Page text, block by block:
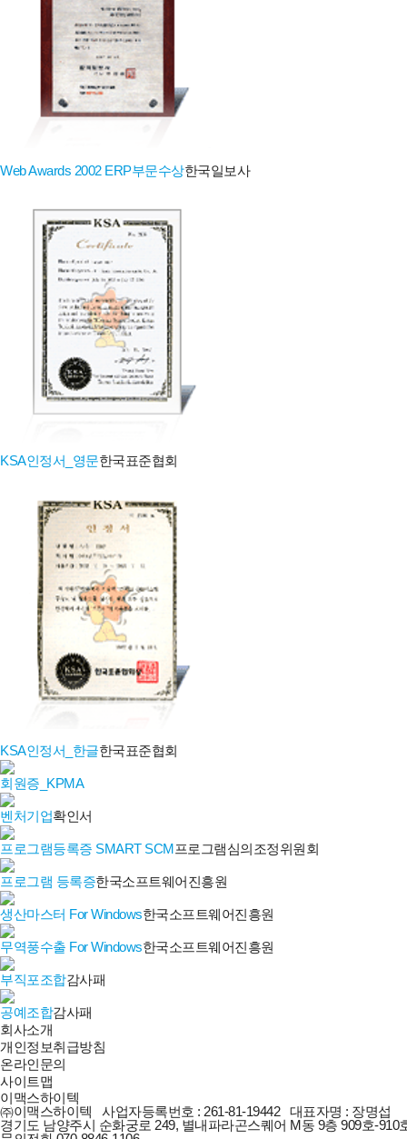
Web Awards 2002 ERP부문수상한국일보사
KSA인정서_영문한국표준협회
KSA인정서_한글한국표준협회
회원증_KPMA
벤처기업확인서
프로그램등록증 SMART SCM프로그램심의조정위원회
프로그램 등록증한국소프트웨어진흥원
생산마스터 For Windows한국소프트웨어진흥원
무역풍수출 For Windows한국소프트웨어진흥원
부직포조합감사패
공예조합감사패
회사소개
개인정보취급방침
온라인문의
사이트맵
이맥스하이텍
㈜이맥스하이텍 사업자등록번호 : 261-81-19442 대표자명 : 장명섭
경기도 남양주시 순화궁로 249, 별내파라곤스퀘어 M동 9층 909호-